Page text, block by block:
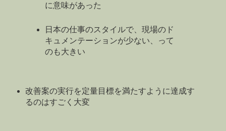
に意味があった
日本の仕事のスタイルで、現場のド
キュメンテーションが少ない、って
のも大きい
改善案の実行を定量目標を満たすように達成す
るのはすごく大変